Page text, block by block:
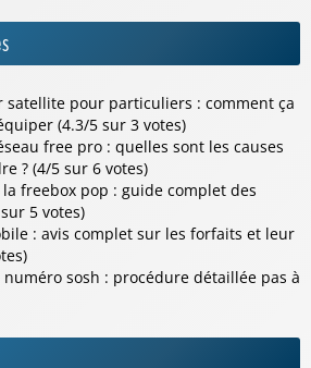
satellite pour particuliers : comment ça
(4.3/5 sur 3 votes)
free pro : quelles sont les causes
? (4/5 sur 6 votes)
freebox pop : guide complet des
5 votes)
: avis complet sur les forfaits et leur
numéro sosh : procédure détaillée pas à